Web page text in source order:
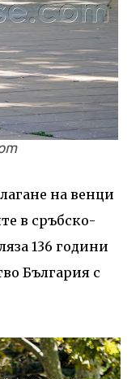
на венци
в сръбско-
136 години
България с